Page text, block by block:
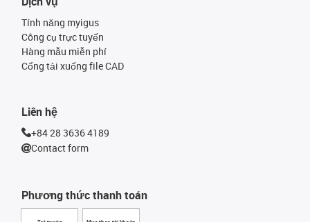
Phương thức thanh toán
Tính năng myigus
Công cụ trực tuyến
Hàng mẫu miễn phí
Cổng tải xuống file CAD
Liên hệ
+84 28 3636 4189
Contact form